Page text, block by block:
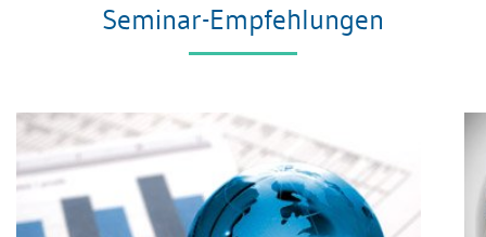
Seminar-Empfehlungen